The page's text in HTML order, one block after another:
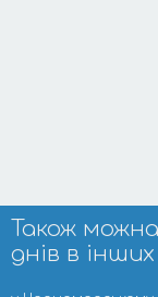
Також
днів в